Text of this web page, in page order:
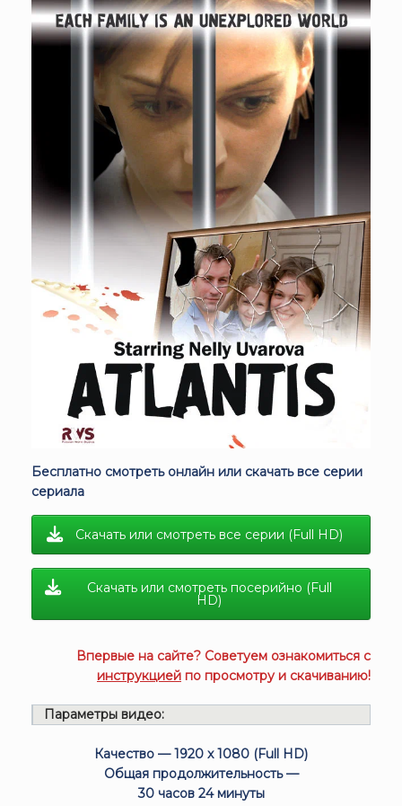
Бесплатно смотреть онлайн или скачать все серии
сериала
Скачать или смотреть все серии (Full HD)
Скачать или смотреть посерийно (Full
HD)
Впервые на сайте? Советуем ознакомиться с
инструкцией по просмотру и скачиванию!
Параметры видео:
Качество — 1920 x 1080 (Full HD)
Общая продолжительность —
30 часов 24 минуты